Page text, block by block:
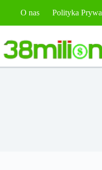
O nas Polityka